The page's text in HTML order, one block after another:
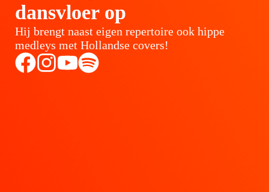
dansvloer op
Hij brengt naast eigen repertoire ook hippe
medleys met Hollandse covers!